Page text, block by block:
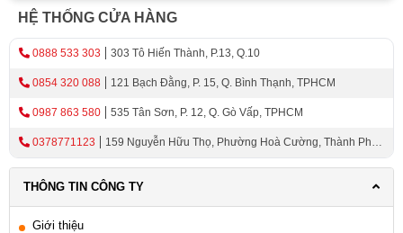
xác thực qua một phương thức bảo mật, giúp hạn chế tối
Trong những năm gần đây, khóa cửa điện tử ngày càng
phổ biến trong nhà ở, căn hộ, văn phòng và cửa hàng.
Nguyên nhân chính là nhu cầu về an ninh và sự tiện lợi
chìa khóa cơ dễ thất lạc, đồng thời mong muốn một giải
pháp quản lý ra vào linh hoạt và hiện đại hơn.
Lợi ích: an ninh, tiện lợi, thẩm mỹ
HỆ THỐNG CỬA HÀNG
0888 533 303 303 Tô Hiến Thành, P.13, Q.10
0854 320 088 121 Bạch Đằng, P. 15, Q. Bình Thạnh, TPHCM
0987 863 580 535 Tân Sơn, P. 12, Q. Gò Vấp, TPHCM
0378771123
159 Nguyễn Hữu Thọ, Phường Hoà Cường, Thành Phố
THÔNG TIN CÔNG TY
Giới thiệu